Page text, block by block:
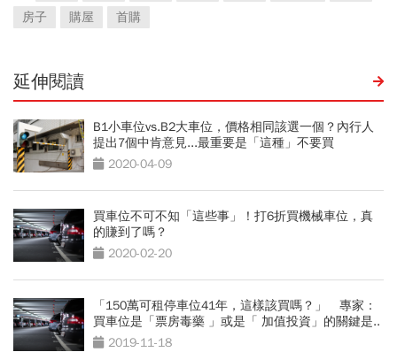
房子
購屋 首購
延伸閱讀
B1小車位vs.B2大車位，價格相同該選一個？內行人
提出7個中肯意見...最重要是「這種」不要買
2020-04-09
買車位不可不知「這些事」！打6折買機械車位，真
的賺到了嗎？
2020-02-20
「150萬可租停車位41年，這樣該買嗎？」 專家：
買車位是「票房毒藥 」或是「 加值投資」的關鍵是..
2019-11-18